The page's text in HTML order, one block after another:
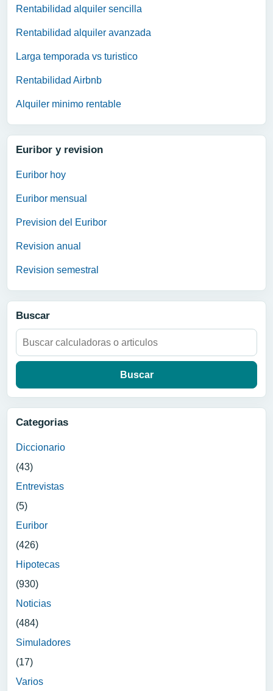
Rentabilidad alquiler sencilla
Rentabilidad alquiler avanzada
Larga temporada vs turistico
Rentabilidad Airbnb
Alquiler minimo rentable
Euribor y revision
Euribor hoy
Euribor mensual
Prevision del Euribor
Revision anual
Revision semestral
Buscar
Buscar:
Categorias
Diccionario
(43)
Entrevistas
(5)
Euribor
(426)
Hipotecas
(930)
Noticias
(484)
Simuladores
(17)
Varios